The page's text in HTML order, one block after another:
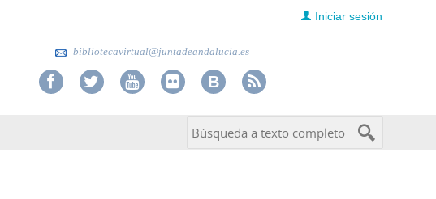
Iniciar sesión
bibliotecavirtual@juntadeandalucia.es